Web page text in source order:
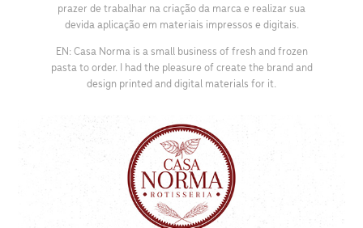
prazer de trabalhar na criação da marca e realizar sua
devida aplicação em materiais impressos e digitais.
EN: Casa Norma is a small business of fresh and frozen
pasta to order. I had the pleasure of create the brand and
design printed and digital materials for it.